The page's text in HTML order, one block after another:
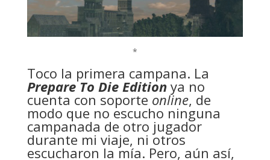
*
Toco la primera campana. La
Prepare To Die Edition ya no
cuenta con soporte online, de
modo que no escucho ninguna
campanada de otro jugador
durante mi viaje, ni otros
escucharon la mía. Pero, aún así,